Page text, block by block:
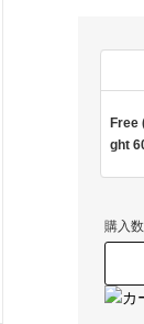
Free
ght
購入数